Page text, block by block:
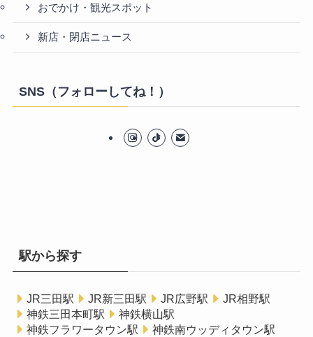
おでかけ・観光スポット
新店・閉店ニュース
SNS（フォローしてね！）
駅から探す
JR三田駅 JR新三田駅 JR広野駅
JR相野駅
神鉄三田本町駅
神鉄横山駅
神鉄フラワータウン駅
神鉄南ウッディタウン駅